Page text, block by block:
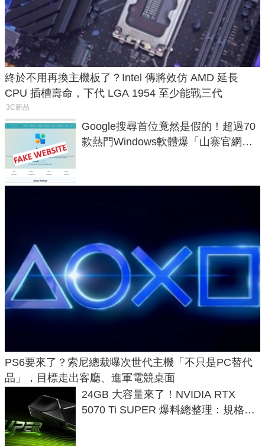
終於不用再換主機板了？Intel 傳將效仿 AMD 延長
CPU 插槽壽命，下代 LGA 1954 至少能戰三代
3C新品
Google搜尋首位竟然是假的！超過70
款熱門Windows軟體爆「山寨官網」
PS6要來了？索尼總裁曝次世代主機「不只是PC替代
品」，目標走出客廳、進軍電競桌面
24GB 大容量來了！NVIDIA RTX
5070 Ti SUPER 爆料總整理：規格、